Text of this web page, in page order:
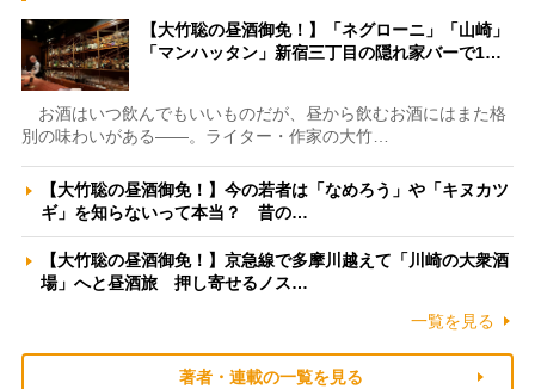
【大竹聡の昼酒御免！】「ネグローニ」「山崎」
「マンハッタン」新宿三丁目の隠れ家バーで1…
お酒はいつ飲んでもいいものだが、昼から飲むお酒にはまた格
別の味わいがある――。ライター・作家の大竹…
【大竹聡の昼酒御免！】今の若者は「なめろう」や「キヌカツ
ギ」を知らないって本当？ 昔の…
【大竹聡の昼酒御免！】京急線で多摩川越えて「川崎の大衆酒
場」へと昼酒旅 押し寄せるノス…
一覧を見る
著者・連載の一覧を見る